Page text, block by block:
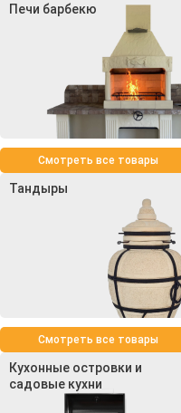
Печи барбекю
Смотреть все товары
Тандыры
Смотреть все товары
Кухонные островки и
садовые кухни